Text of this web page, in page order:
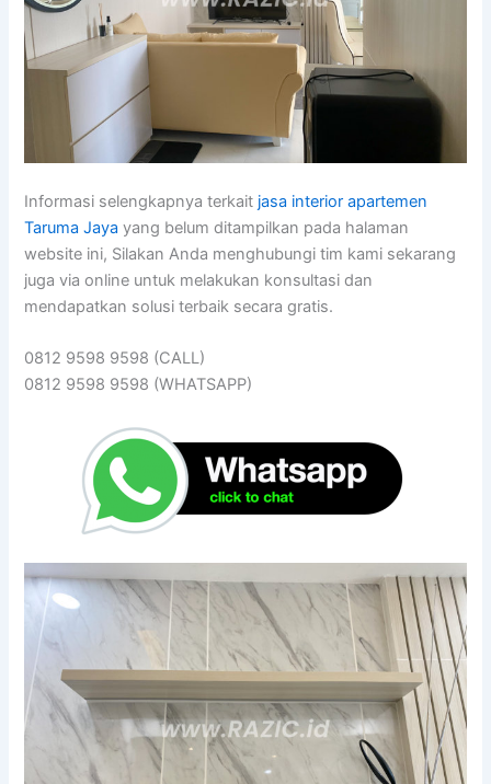
Informasi selengkapnya terkait jasa interior apartemen
Taruma Jaya yang belum ditampilkan pada halaman
website ini, Silakan Anda menghubungi tim kami sekarang
juga via online untuk melakukan konsultasi dan
mendapatkan solusi terbaik secara gratis.
0812 9598 9598 (CALL)
0812 9598 9598 (WHATSAPP)